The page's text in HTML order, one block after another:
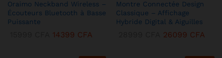
Oraimo Neckband Wireless –
Écouteurs Bluetooth à Basse
Puissante
14399 CFA
Montre Connectée Design
Classique – Affichage
Hybride Digital & Aiguilles
26099 CFA